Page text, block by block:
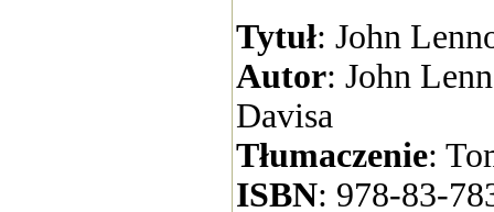
Tytuł: John
Autor: John
Davisa
Tłumaczenie:
ISBN: 978-83-